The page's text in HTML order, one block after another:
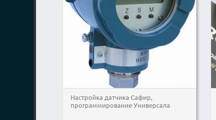
Настройка датчика Сафир,
программирование Универсала